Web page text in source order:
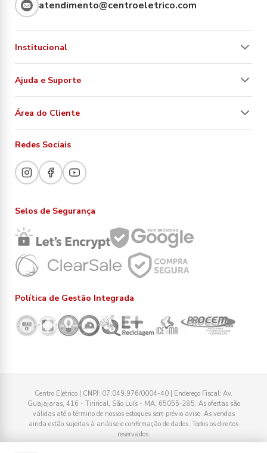
atendimento@centroeletrico.com
Institucional
Ajuda e Suporte
Área do Cliente
Redes Sociais
Selos de Segurança
Política de Gestão Integrada
Centro Elétrico | CNPJ: 07.049.976/0004-40 | Endereço Fiscal: Av.
Guajajaras, 416 - Tirirical, São Luís - MA, 65055-285. As ofertas são
válidas até o término de nossos estoques sem prévio aviso. As vendas
ainda estão sujeitas à análise e confirmação de dados. Todos os direitos
reservados.